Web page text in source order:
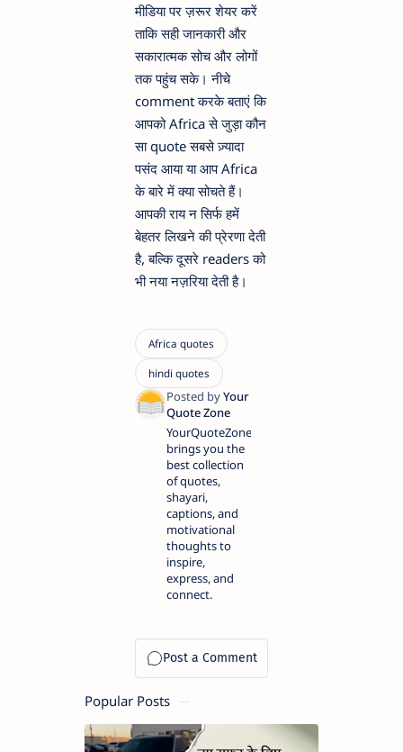
मीडिया पर ज़रूर शेयर करें
ताकि सही जानकारी और
सकारात्मक सोच और लोगों
तक पहुंच सके। नीचे
comment करके बताएं कि
आपको Africa से जुड़ा कौन
सा quote सबसे ज़्यादा
पसंद आया या आप Africa
के बारे में क्या सोचते हैं।
आपकी राय न सिर्फ हमें
बेहतर लिखने की प्रेरणा देती
है, बल्कि दूसरे readers को
भी नया नज़रिया देती है।
YourQuoteZone
brings you the
best collection
of quotes,
shayari,
captions, and
motivational
thoughts to
inspire,
express, and
connect.
Popular Posts